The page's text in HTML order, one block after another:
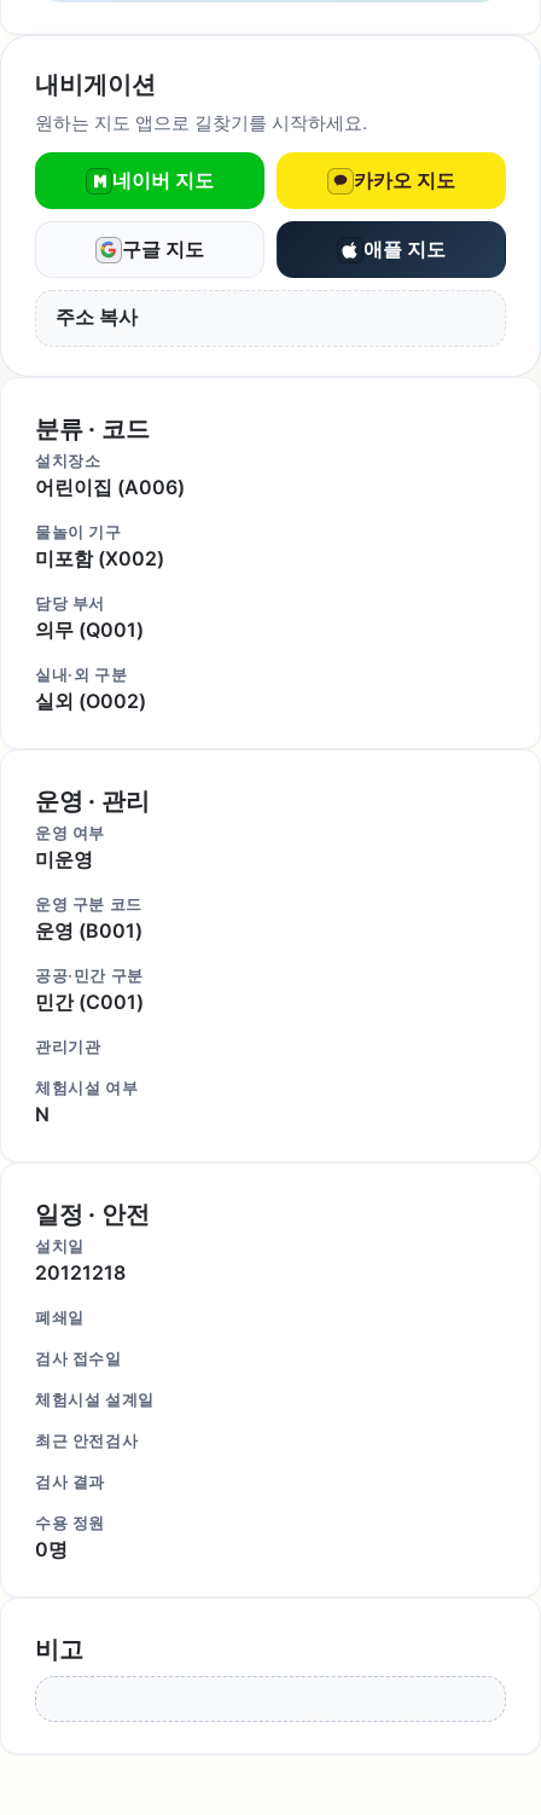
내비게이션
원하는 지도 앱으로 길찾기를 시작하세요.
네이버 지도 카카오 지도
구글 지도 애플 지도
주소 복사
분류 · 코드
설치장소
어린이집 (A006)
물놀이 기구
미포함 (X002)
담당 부서
의무 (Q001)
실내·외 구분
실외 (O002)
운영 · 관리
운영 여부
미운영
운영 구분 코드
운영 (B001)
공공·민간 구분
민간 (C001)
관리기관
체험시설 여부
N
일정 · 안전
설치일
20121218
폐쇄일
검사 접수일
체험시설 설계일
최근 안전검사
검사 결과
수용 정원
0명
비고